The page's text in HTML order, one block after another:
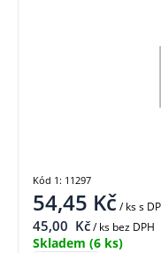
54,45 Kč/ kss
45,00 Kč/ ks bez DPH
Skladem (6 ks)
Kód 1: 11297